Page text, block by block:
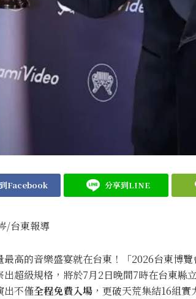
Facebook 分享到LINE
/台東報導
最高的音樂盛宴就在台東！「2026台東博
出超級規格，將於7月2日晚間7時在台東
出不僅全程免費入場 ，更破天荒集結16組